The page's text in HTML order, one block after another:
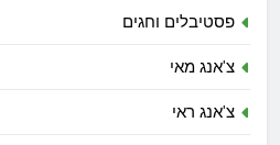
פסטיבלים וחגים
צ'אנג מאי
צ'אנג ראי